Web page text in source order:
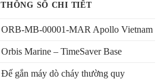
THÔNG SỐ CHI TIẾT
ORB-MB-00001-MAR Apollo Vietnam
Orbis Marine – TimeSaver Base
Đế gắn máy dò cháy thường quy